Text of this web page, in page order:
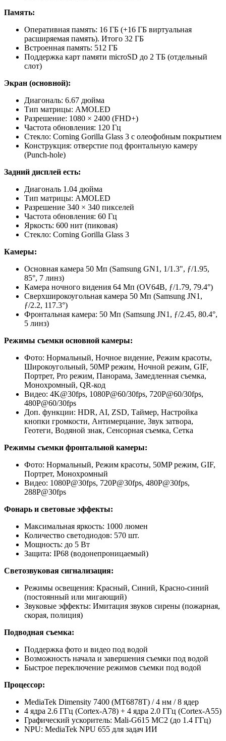
Память:
Оперативная память: 16 ГБ (+16 ГБ виртуальная
расширяемая память). Итого 32 ГБ
Встроенная память: 512 ГБ
Поддержка карт памяти microSD до 2 ТБ (отдельный
слот)
Экран (основной):
Диагональ: 6.67 дюйма
Тип матрицы: AMOLED
Разрешение: 1080 × 2400 (FHD+)
Частота обновления: 120 Гц
Стекло: Corning Gorilla Glass 3 с олеофобным покрытием
Конструкция: отверстие под фронтальную камеру
(Punch-hole)
Задний дисплей есть:
Диагональ 1.04 дюйма
Тип матрицы: AMOLED
Разрешение 340 × 340 пикселей
Частота обновления: 60 Гц
Яркость: 600 нит (пиковая)
Стекло: Corning Gorilla Glass 3
Камеры:
Основная камера 50 Мп (Samsung GN1, 1/1.3", ƒ/1.95,
85°, 7 линз)
Камера ночного видения 64 Мп (OV64B, ƒ/1.79, 79.4°)
Сверхширокоугольная камера 50 Мп (Samsung JN1,
ƒ/2.2, 117.3°)
Фронтальная камера: 50 Мп (Samsung JN1, ƒ/2.45, 80.4°,
5 линз)
Режимы съемки основной камеры:
Фото: Нормальный, Ночное видение, Режим красоты,
Широкоугольный, 50MP режим, Ночной режим, GIF,
Портрет, Pro режим, Панорама, Замедленная съемка,
Монохромный, QR-код
Видео: 4K@30fps, 1080P@60/30fps, 720P@60/30fps,
480P@60/30fps
Доп. функции: HDR, AI, ZSD, Таймер, Настройка
кнопки громкости, Антимерцание, Звук затвора,
Геотеги, Водяной знак, Сенсорная съемка, Сетка
Режимы съемки фронтальной камеры:
Фото: Нормальный, Режим красоты, 50MP режим, GIF,
Портрет, Монохромный
Видео: 1080P@30fps, 720P@30fps, 480P@30fps,
288P@30fps
Фонарь и световые эффекты:
Максимальная яркость: 1000 люмен
Количество светодиодов: 570 шт.
Мощность: до 5 Вт
Защита: IP68 (водонепроницаемый)
Светозвуковая сигнализация:
Режимы освещения: Красный, Синий, Красно-синий
(постоянный или мигающий)
Звуковые эффекты: Имитация звуков сирены (пожарная,
скорая, полиция)
Подводная съемка:
Поддержка фото и видео под водой
Возможность начала и завершения съемки под водой
Быстрое переключение режимов съемки под водой
Процессор:
MediaTek Dimensity 7400 (MT6878T) / 4 нм / 8 ядер
4 ядра 2.6 ГГц (Cortex-A78) + 4 ядра 2.0 ГГц (Cortex-A55)
Графический ускоритель: Mali-G615 MC2 (до 1.4 ГГц)
NPU: MediaTek NPU 655 для задач ИИ